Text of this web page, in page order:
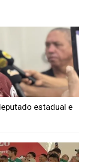
estadual e